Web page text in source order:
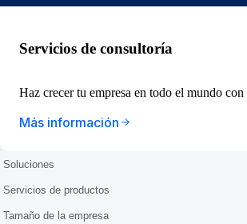
Servicios de consultoría
Haz crecer tu empresa en todo el mundo
Más información
Soluciones
Servicios de productos
Tamaño de la empresa